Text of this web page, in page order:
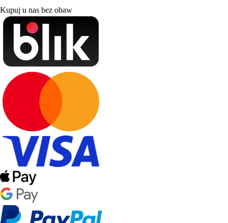
Kupuj u nas bez obaw